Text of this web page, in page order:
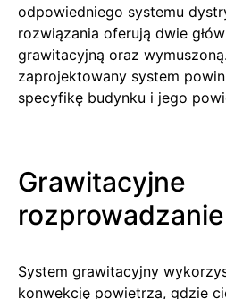
odpowiedniego systemu
rozwiązania oferują dwie
grawitacyjną oraz
zaprojektowany system
specyfikę budynku i jego
Grawitacyjne
rozprowadzanie
System grawitacyjny
konwekcję powietrza, gdzie